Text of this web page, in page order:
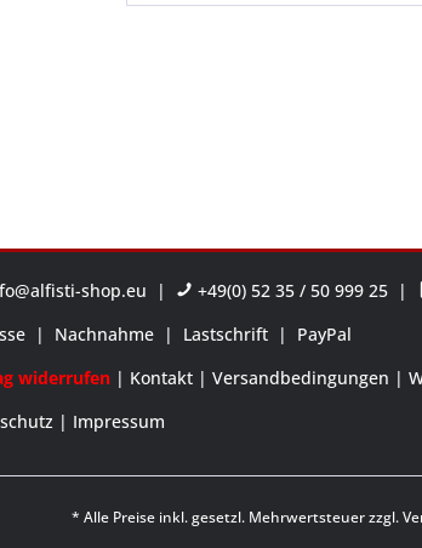
shop.eu | +49(0) 52 35 / 50 999 25 |
| Nachnahme | Lastschrift | PayPal
widerrufen Kontakt Versandbedingungen
Impressum
* Alle Preise inkl. gesetzl. Mehrwertsteuer zzgl.